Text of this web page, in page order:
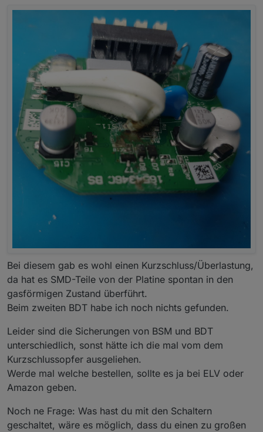
Bei diesem gab es wohl einen Kurzschluss/Überlastung,
da hat es SMD-Teile von der Platine spontan in den
gasförmigen Zustand überführt.
Beim zweiten BDT habe ich noch nichts gefunden.
Leider sind die Sicherungen von BSM und BDT
unterschiedlich, sonst hätte ich die mal vom dem
Kurzschlussopfer ausgeliehen.
Werde mal welche bestellen, sollte es ja bei ELV oder
Amazon geben.
Noch ne Frage: Was hast du mit den Schaltern
geschaltet, wäre es möglich, dass du einen zu großen